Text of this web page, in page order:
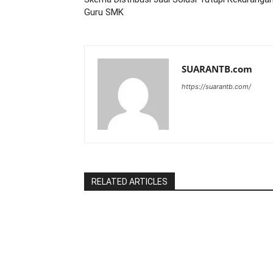
Guru SMK
SUARANTB.com
https://suarantb.com/
RELATED ARTICLES